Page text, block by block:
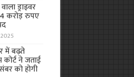
ड्राइवर
करोड़ रुपए
में बढ़ते
कोर्ट ने जताई
को होगी